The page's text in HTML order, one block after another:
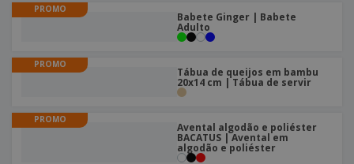
PROMO
Babete Ginger | Babete
Adulto
PROMO
Tábua de queijos em bambu
20x14 cm | Tábua de servir
PROMO
Avental algodão e poliéster
BACATUS | Avental em
algodão e poliéster